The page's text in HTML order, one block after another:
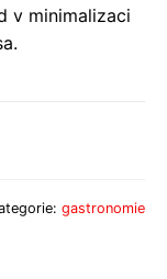
v minimalizaci
gastronomie